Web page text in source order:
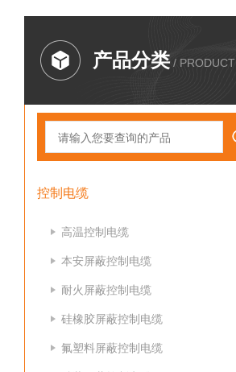
产品分类 / PRODUCT
控制电缆
高温控制电缆
本安屏蔽控制电缆
耐火屏蔽控制电缆
硅橡胶屏蔽控制电缆
氟塑料屏蔽控制电缆